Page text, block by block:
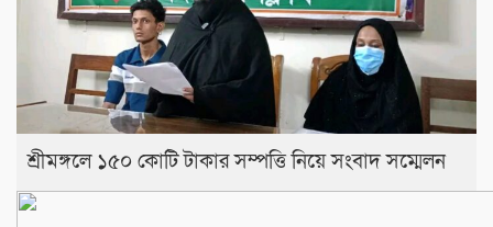
শ্রীমঙ্গলে ১৫০ কোটি টাকার সম্পত্তি নিয়ে সংবাদ সম্মেলন